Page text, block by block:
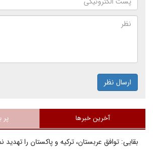
ارسال نظر
آخرین خبرها پر
بقایی: توافق عربستان، ترکیه و پاکستان را تهدید